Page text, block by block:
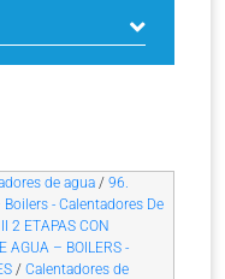
de agua / 96.
- Calentadores De
2 ETAPAS CON
AGUA – BOILERS -
/ Calentadores de